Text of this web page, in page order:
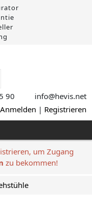
90 info@hevis.net
Anmelden | Registrieren
um Zugang
zu bekommen!